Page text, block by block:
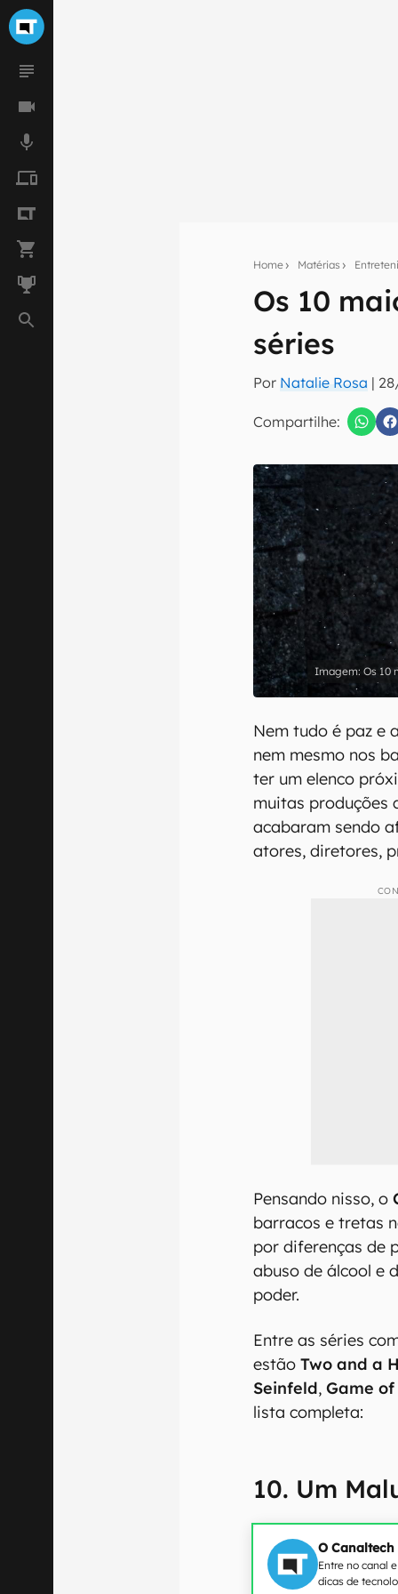
Home Matérias
Os 10
séries
Por Natalie Rosa |
Compartilhe:
Assine a
Confirmo que
Os 10
Nem tudo é paz e
nem mesmo nos
ter um elenco
muitas produções
acabaram sendo
atores, diretores,
Pensando nisso, o
barracos e tretas
por diferenças de
abuso de álcool e
poder.
Entre as séries
estãoTwo and a
Seinfeld,Game
lista completa:
10. Um
O
Entre no canal
dicas de